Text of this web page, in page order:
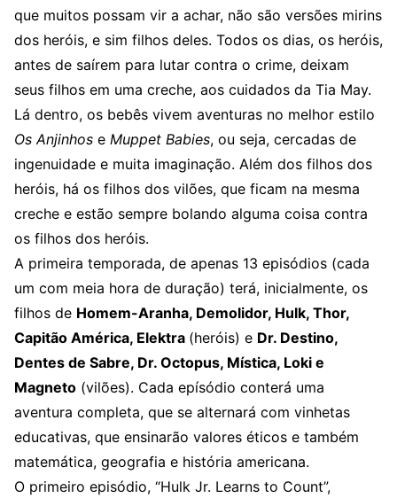
que muitos possam vir a achar, não são versões mirins
dos heróis, e sim filhos deles. Todos os dias, os heróis,
antes de saírem para lutar contra o crime, deixam
seus filhos em uma creche, aos cuidados da Tia May.
Lá dentro, os bebês vivem aventuras no melhor estilo
Os Anjinhos e Muppet Babies, ou seja, cercadas de
ingenuidade e muita imaginação. Além dos filhos dos
heróis, há os filhos dos vilões, que ficam na mesma
creche e estão sempre bolando alguma coisa contra
os filhos dos heróis.
A primeira temporada, de apenas 13 episódios (cada
um com meia hora de duração) terá, inicialmente, os
filhos de Homem-Aranha, Demolidor, Hulk, Thor,
Capitão América, Elektra (heróis) e Dr. Destino,
Dentes de Sabre, Dr. Octopus, Mística, Loki e
Magneto (vilões). Cada epísódio conterá uma
aventura completa, que se alternará com vinhetas
educativas, que ensinarão valores éticos e também
matemática, geografia e história americana.
O primeiro episódio, “Hulk Jr. Learns to Count”,